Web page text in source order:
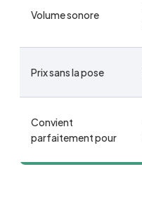
Volume sonore
Prix sans la pose
Convient
parfaitement pour